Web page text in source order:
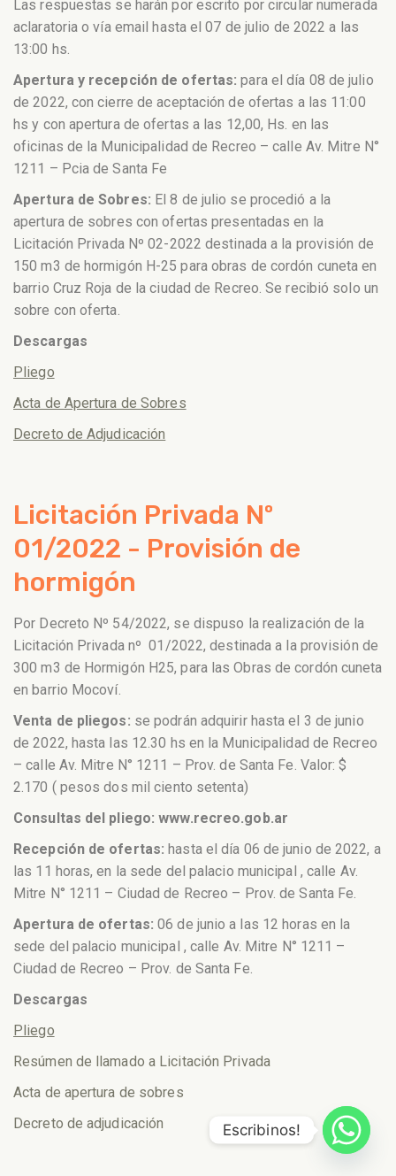
Las respuestas se harán por escrito por circular numerada
aclaratoria o vía email hasta el 07 de julio de 2022 a las
13:00 hs.
Apertura y recepción de ofertas: para el día 08 de julio
de 2022, con cierre de aceptación de ofertas a las 11:00
hs y con apertura de ofertas a las 12,00, Hs. en las
oficinas de la Municipalidad de Recreo – calle Av. Mitre N°
1211 – Pcia de Santa Fe
Apertura de Sobres: El 8 de julio se procedió a la
apertura de sobres con ofertas presentadas en la
Licitación Privada Nº 02-2022 destinada a la provisión de
150 m3 de hormigón H-25 para obras de cordón cuneta en
barrio Cruz Roja de la ciudad de Recreo. Se recibió solo un
sobre con oferta.
Descargas
Pliego
Acta de Apertura de Sobres
Decreto de Adjudicación
Licitación Privada Nº
01/2022 - Provisión de
hormigón
Por Decreto Nº 54/2022, se dispuso la realización de la
Licitación Privada nº 01/2022, destinada a la provisión de
300 m3 de Hormigón H25, para las Obras de cordón cuneta
en barrio Mocoví.
Venta de pliegos: se podrán adquirir hasta el 3 de junio
de 2022, hasta las 12.30 hs en la Municipalidad de Recreo
– calle Av. Mitre N° 1211 – Prov. de Santa Fe. Valor: $
2.170 ( pesos dos mil ciento setenta)
Consultas del pliego: www.recreo.gob.ar
Recepción de ofertas: hasta el día 06 de junio de 2022, a
las 11 horas, en la sede del palacio municipal , calle Av.
Mitre N° 1211 – Ciudad de Recreo – Prov. de Santa Fe.
Apertura de ofertas: 06 de junio a las 12 horas en la
sede del palacio municipal , calle Av. Mitre N° 1211 –
Ciudad de Recreo – Prov. de Santa Fe.
Descargas
Pliego
Resúmen de llamado a Licitación Privada
Acta de apertura de sobres
Decreto de adjudicación
Escribinos!